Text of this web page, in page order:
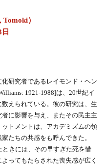
）
研究者であるレイモンド・ヘン
1921-1988]は、20世紀イ
えられている。彼の研究は、生
に影響を与え、またその民主主
トメントは、アカデミズムの領
たちの共感をも呼んできた。
きには、その早すぎた死を惜
ってもたらされた喪失感が広く